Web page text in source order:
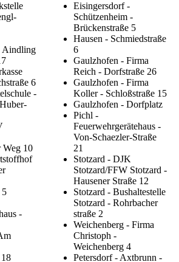
Aindling
6
-
Weg 10
5
-
Eisingersdorf -
Schützenheim -
Brückenstraße 5
Hausen - Schmiedstraße
6
Gaulzhofen - Firma
Reich - Dorfstraße 26
Gaulzhofen - Firma
Koller - Schloßstraße 15
Gaulzhofen - Dorfplatz
Pichl -
Feuerwehrgerätehaus -
Von-Schaezler-Straße
21
Stotzard - DJK
Stotzard/FFW Stotzard -
Hausener Straße 12
Stotzard - Bushaltestelle
Stotzard - Rohrbacher
straße 2
Weichenberg - Firma
Christoph -
Weichenberg 4
Petersdorf - Axtbrunn -